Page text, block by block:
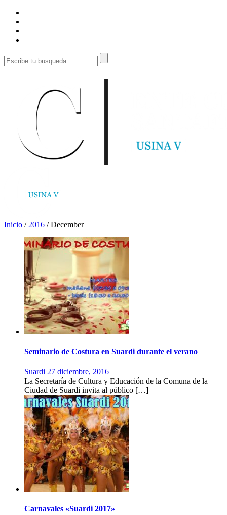
Inicio / 2016 /December
Seminario de Costura en Suardi durante el verano
Suardi 27 diciembre, 2016
La Secretaría de Cultura y Educación de la Comuna de la
Ciudad de Suardi invita al público […]
Carnavales «Suardi 2017»